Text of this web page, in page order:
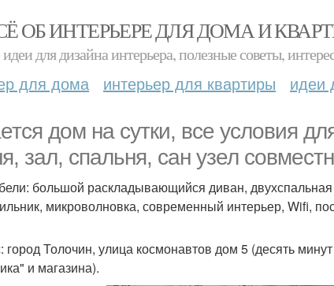
ОБ ИНТЕРЬЕРЕ ДЛЯ ДОМА И
для дизайна интерьера, полезные советы,
для дома интерьер для квартиры идеи
дом на сутки, все условия
зал, спальня, сан узел
большой раскладывающийся диван, двухспальная
микроволновка, современный интерьер, Wifi,
город Толочин, улица космонавтов дом 5 (десять
и магазина).